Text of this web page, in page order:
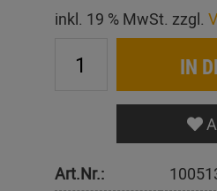
inkl. 19 % MwSt. zzgl.
IN
Art.Nr.: